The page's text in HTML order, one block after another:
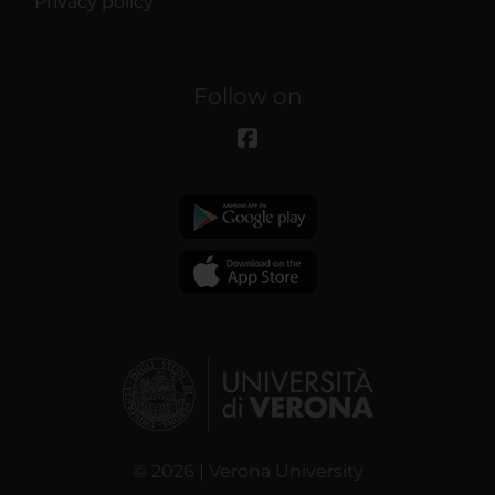
Follow on
© 2026 | Verona University